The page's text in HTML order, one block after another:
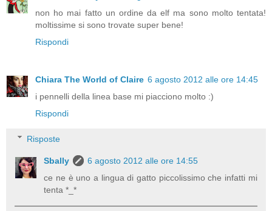
non ho mai fatto un ordine da elf ma sono molto tentata!
moltissime si sono trovate super bene!
Rispondi
Chiara The World of Claire 6 agosto 2012 alle ore 14:45
i pennelli della linea base mi piacciono molto :)
Rispondi
Risposte
Sbally
6 agosto 2012 alle ore 14:55
ce ne è uno a lingua di gatto piccolissimo che infatti mi
tenta *_*